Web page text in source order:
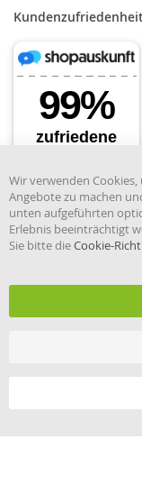
Kundenzufriedenheit
©
Wir verwenden
Angebote zu machen
unten aufgeführten
Erlebnis beeinträchtigt
Sie bitte dieCookie-